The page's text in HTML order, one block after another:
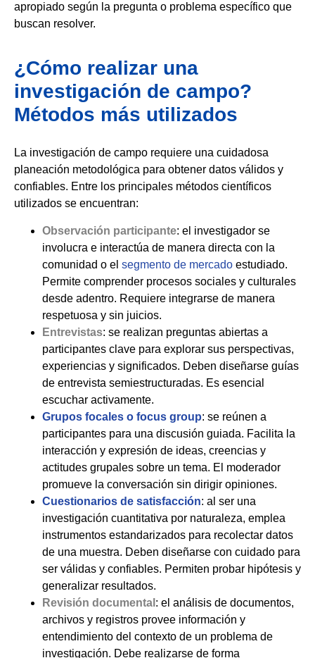
apropiado según la pregunta o problema específico que
buscan resolver.
¿Cómo realizar una
investigación de campo?
Métodos más utilizados
La investigación de campo requiere una cuidadosa
planeación metodológica para obtener datos válidos y
confiables. Entre los principales métodos científicos
utilizados se encuentran:
Observación participante: el investigador se
involucra e interactúa de manera directa con la
comunidad o el segmento de mercado estudiado.
Permite comprender procesos sociales y culturales
desde adentro. Requiere integrarse de manera
respetuosa y sin juicios.
Entrevistas: se realizan preguntas abiertas a
participantes clave para explorar sus perspectivas,
experiencias y significados. Deben diseñarse guías
de entrevista semiestructuradas. Es esencial
escuchar activamente.
Grupos focales o focus group: se reúnen a
participantes para una discusión guiada. Facilita la
interacción y expresión de ideas, creencias y
actitudes grupales sobre un tema. El moderador
promueve la conversación sin dirigir opiniones.
Cuestionarios de satisfacción: al ser una
investigación cuantitativa por naturaleza, emplea
instrumentos estandarizados para recolectar datos
de una muestra. Deben diseñarse con cuidado para
ser válidas y confiables. Permiten probar hipótesis y
generalizar resultados.
Revisión documental : el análisis de documentos,
archivos y registros provee información y
entendimiento del contexto de un problema de
investigación. Debe realizarse de forma